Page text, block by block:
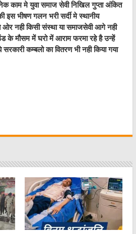
काम मे युवा समाज सेवी निखिल गुप्ता अंकित
इस भीषण गलन भरी सर्दी मे स्थानीय
नही किसी संस्था या समाजसेवी आगे नही
के मौसम में घरो में आराम फरमा रहे है उन्हें
कम्बलो का वितरण भी नही किया गया